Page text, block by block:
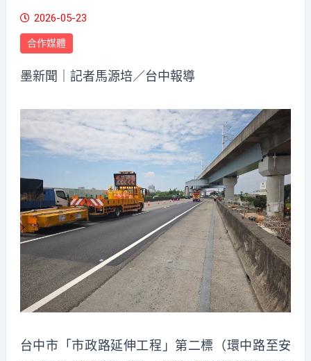
2026-05-23
合作媒體
墨新聞 ｜記者馬源培／台中報導
台中市「市政路延伸工程」第二標（環中路至安